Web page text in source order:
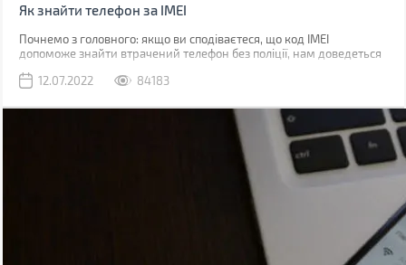
Як знайти телефон за IMEI
Почнемо з головного: якщо ви сподіваєтеся, що код IMEI
допоможе знайти втрачений телефон без поліції, нам доведеться
допоможе абсолютно. Якщо його вкрали, IMEI слід повідомити
12.07.2022 84183